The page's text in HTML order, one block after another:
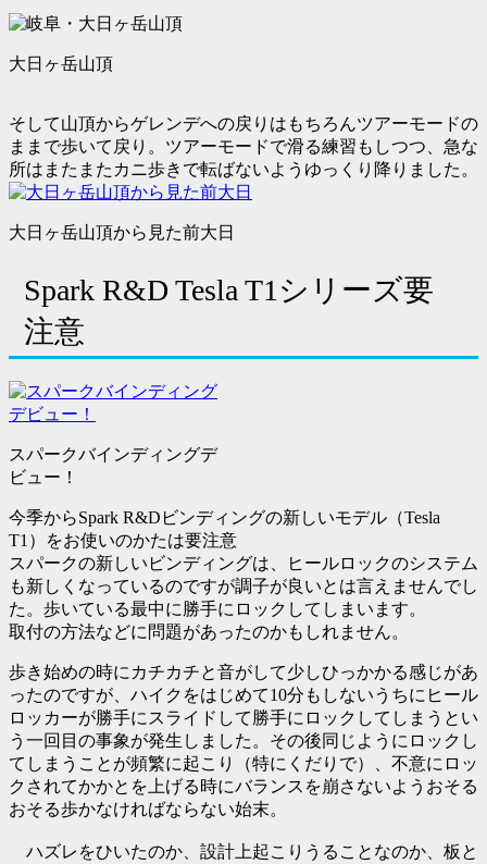
大日ヶ岳山頂
そして山頂からゲレンデへの戻りはもちろんツアーモードの
ままで歩いて戻り。ツアーモードで滑る練習もしつつ、急な
所はまたまたカニ歩きで転ばないようゆっくり降りました。
大日ヶ岳山頂から見た前大日
Spark R&D Tesla T1シリーズ要
注意
スパークバインディングデ
ビュー！
今季からSpark R&Dビンディングの新しいモデル（Tesla
T1）をお使いのかたは要注意
スパークの新しいビンディングは、ヒールロックのシステム
も新しくなっているのですが調子が良いとは言えませんでし
た。歩いている最中に勝手にロックしてしまいます。
取付の方法などに問題があったのかもしれません。
歩き始めの時にカチカチと音がして少しひっかかる感じがあ
ったのですが、ハイクをはじめて10分もしないうちにヒール
ロッカーが勝手にスライドして勝手にロックしてしまうとい
う一回目の事象が発生しました。その後同じようにロックし
てしまうことが頻繁に起こり（特にくだりで）、不意にロッ
クされてかかとを上げる時にバランスを崩さないようおそる
おそる歩かなければならない始末。
ハズレをひいたのか、設計上起こりうることなのか、板と